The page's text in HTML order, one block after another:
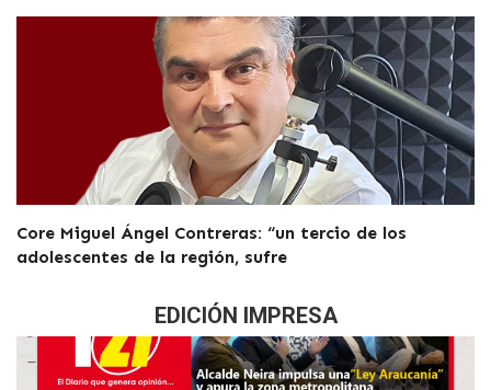
Core Miguel Ángel Contreras: “un tercio de los
adolescentes de la región, sufre
EDICIÓN IMPRESA